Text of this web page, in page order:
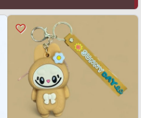
favorite_border